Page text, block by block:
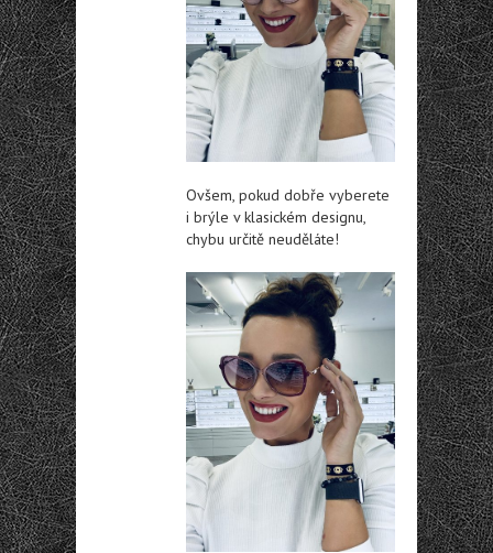
Ovšem, pokud dobře vyberete
i brýle v klasickém designu,
chybu určitě neuděláte!